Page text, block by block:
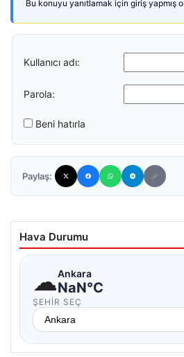
Bu konuyu yanıtlamak için giriş yapmış
Kullanıcı adı:
Parola:
Beni hatırla
Paylaş:
Hava Durumu
☁Ankara
NaN°C
ŞEHIR SEÇ